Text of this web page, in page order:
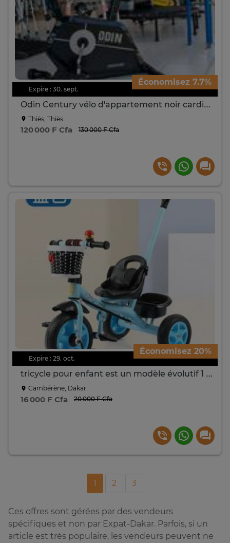
Expire : 30. sept.
Économisez 7.7%
Odin Century vélo d'appartement noir cardio maison
Thiès, Thiès
120 000 F Cfa 130 000 F Cfa
Expire : 29. oct.
Économisez 20%
tricycle pour enfant est un modèle évolutif 1 a 6 ans
Cambérène, Dakar
16 000 F Cfa 20 000 F Cfa
1 2 3
Ces offres sont gérées par des vendeurs
spécifiques et non par Expat-Dakar. Parfois, si un
article est très populaire, les vendeurs peuvent ne